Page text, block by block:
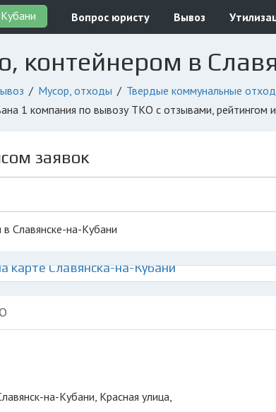
Вопрос юристу Вывоз
контейнером в
Мусор, отходы Твердые коммунальные
1 компания по вывозу ТКО с отзывами, рейтингом
заявок
Славянске-на-Кубани
Славянска-на-Кубани
на-Кубани, Красная улица,